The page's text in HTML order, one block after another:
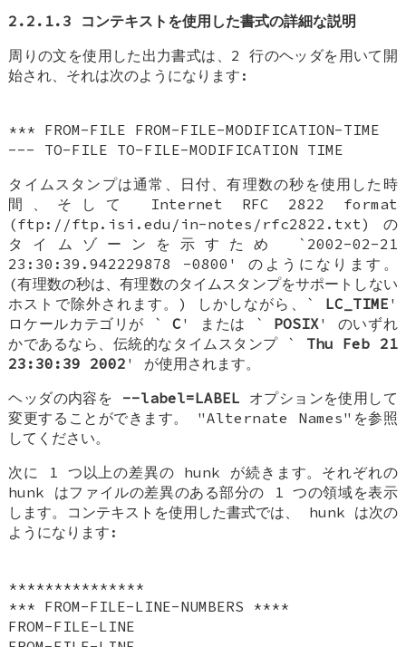
2.2.1.3 コンテキストを使用した書式の詳細な説明
周りの文を使用した出力書式は、2 行のヘッダを用いて開
始され、それは次のようになります:
*** FROM-FILE FROM-FILE-MODIFICATION-TIME
--- TO-FILE TO-FILE-MODIFICATION TIME
タイムスタンプは通常、日付、有理数の秒を使用した時
間、そして Internet RFC 2822 format
(ftp://ftp.isi.edu/in-notes/rfc2822.txt) の
タイムゾーンを示すため `2002-02-21
23:30:39.942229878 -0800' のようになります。
(有理数の秒は、有理数のタイムスタンプをサポートしない
ホストで除外されます。) しかしながら、` LC_TIME '
ロケールカテゴリが `C ' または ` POSIX' のいずれ
かであるなら、伝統的なタイムスタンプ ` Thu Feb 21
23:30:39 2002 ' が使用されます。
ヘッダの内容を --label=LABEL オプションを使用して
変更することができます。 "Alternate Names"を参照
してください。
次に 1 つ以上の差異の hunk が続きます。それぞれの
hunk はファイルの差異のある部分の 1 つの領域を表示
します。コンテキストを使用した書式では、 hunk は次の
ようになります:
***************
*** FROM-FILE-LINE-NUMBERS ****
FROM-FILE-LINE